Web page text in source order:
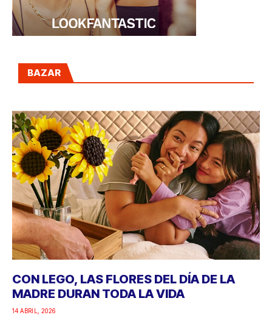
BAZAR
CON LEGO, LAS FLORES DEL DÍA DE LA
MADRE DURAN TODA LA VIDA
14 ABRIL, 2026